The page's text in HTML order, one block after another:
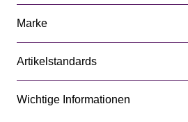
Marke
Artikelstandards
Wichtige Informationen